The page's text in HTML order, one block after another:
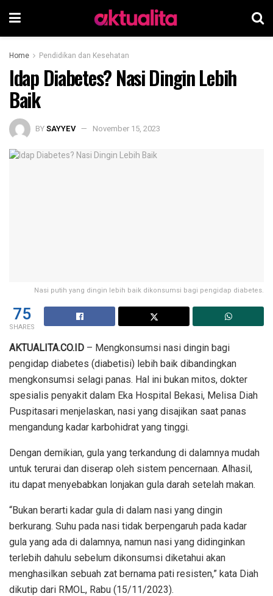
Home Pendidikan dan Kesehatan
Idap Diabetes? Nasi Dingin Lebih
Baik
BYSAYYEV November 15, 2023
Nasi putih yang dingin lebih baik dikonsumsi bagi pengidap diabetes.
75
SHARES
AKTUALITA.CO.ID – Mengkonsumsi nasi dingin bagi
pengidap diabetes (diabetisi) lebih baik dibandingkan
mengkonsumsi selagi panas. Hal ini bukan mitos, dokter
spesialis penyakit dalam Eka Hospital Bekasi, Melisa Diah
Puspitasari menjelaskan, nasi yang disajikan saat panas
mengandung kadar karbohidrat yang tinggi.
Dengan demikian, gula yang terkandung di dalamnya mudah
untuk terurai dan diserap oleh sistem pencernaan. Alhasil,
itu dapat menyebabkan lonjakan gula darah setelah makan.
“Bukan berarti kadar gula di dalam nasi yang dingin
berkurang. Suhu pada nasi tidak berpengaruh pada kadar
gula yang ada di dalamnya, namun nasi yang didinginkan
terlebih dahulu sebelum dikonsumsi diketahui akan
menghasilkan sebuah zat bernama pati resisten,” kata Diah
dikutip dari RMOL, Rabu (15/11/2023).